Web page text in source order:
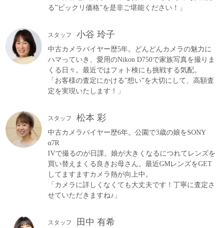
る”ビックリ価格”を是非ご堪能ください！」
スタッフ 小谷 玲子
中古カメラバイヤー歴5年。どんどんカメラの魅力に
ハマっていき、愛用のNikon D750で家族写真を撮りま
くる日々。最近ではフォト検にも挑戦する気配。
「お客様の査定にかける”想い”を大切にして、高額査
定を実現いたします！」
スタッフ 松本 彩
中古カメラバイヤー歴6年。公園で3歳の娘をSONY
α7R
IVで撮るのが日課。娘が大きくなるにつれてレンズを
買い替えまくる良きお母さん。最近GMレンズをGET
してますますカメラ熱が向上中。
「カメラに詳しくなくても大丈夫です！丁寧に査定さ
せていただきますね♪」
スタッフ 田中 有希